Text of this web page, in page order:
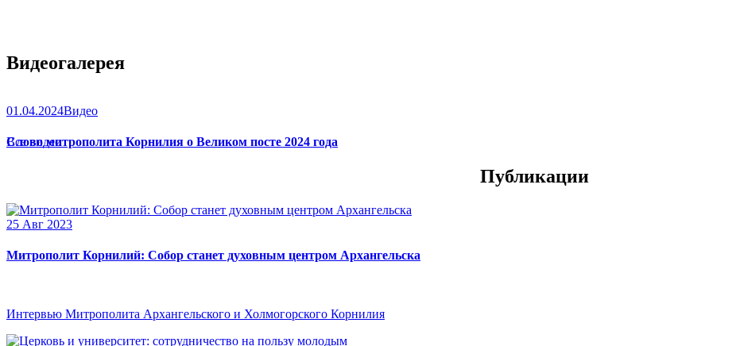
Видеогалерея
01.04.2024Видео
Слово митрополита Корнилия о Великом посте 2024 года
Все видео
Публикации
25 Авг 2023
Митрополит Корнилий: Собор станет духовным центром Архангельска
Интервью Митрополита Архангельского и Холмогорского Корнилия